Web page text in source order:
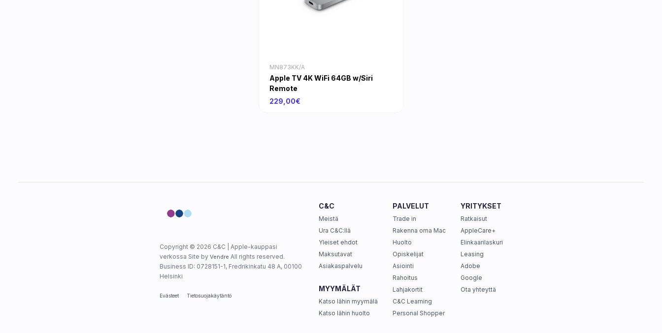
MN873KK/A
Apple TV 4K WiFi 64GB w/Siri
Remote
229,00€
Copyright © 2026 C&C | Apple-kauppasi
verkossa Site by Vendre All rights reserved.
Business ID: 0728151-1, Fredrikinkatu 48 A, 00100
Helsinki
Evästeet Tietosuojakäytäntö
C&C
Meistä
Ura C&C:llä
Yleiset ehdot
Maksutavat
Asiakaspalvelu
MYYMÄLÄT
Katso lähin myymälä
Katso lähin huolto
PALVELUT
Trade in
Rakenna oma Mac
Huolto
Opiskelijat
Asiointi
Rahoitus
Lahjakortit
C&C Learning
Personal Shopper
YRITYKSET
Ratkaisut
AppleCare+
Elinkaarilaskuri
Leasing
Adobe
Google
Ota yhteyttä